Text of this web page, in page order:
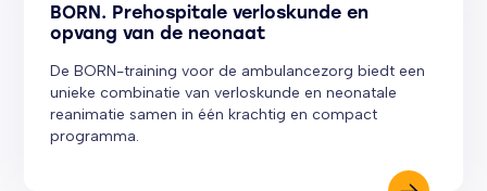
BORN. Prehospitale verloskunde en
opvang van de neonaat
De BORN-training voor de ambulancezorg biedt een
unieke combinatie van verloskunde en neonatale
reanimatie samen in één krachtig en compact
programma.